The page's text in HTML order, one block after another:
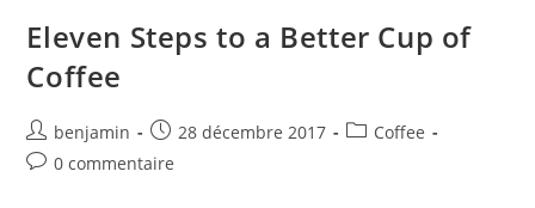
Eleven Steps to a Better Cup of
Coffee
benjamin 28 décembre 2017
Coffee
0 commentaire